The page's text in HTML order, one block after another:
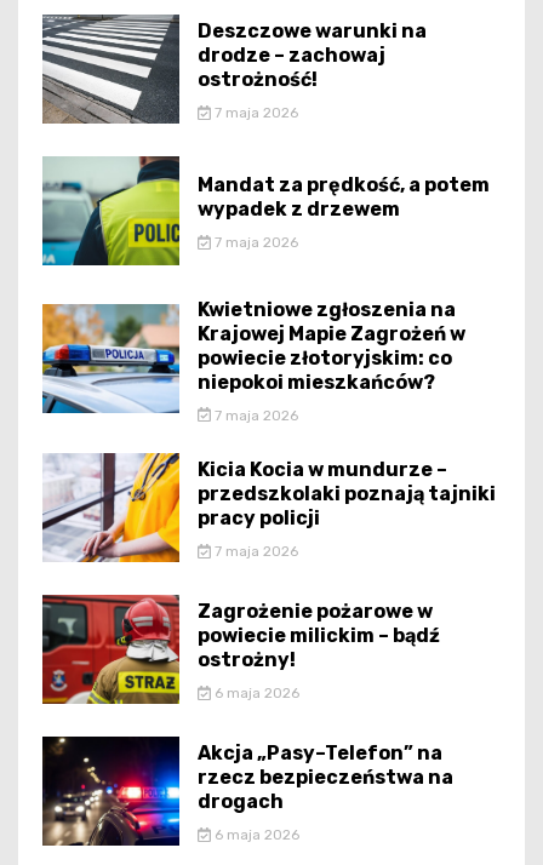
Deszczowe warunki na
drodze – zachowaj
ostrożność!
7 maja 2026
Mandat za prędkość, a potem
wypadek z drzewem
7 maja 2026
Kwietniowe zgłoszenia na
Krajowej Mapie Zagrożeń w
powiecie złotoryjskim: co
niepokoi mieszkańców?
7 maja 2026
Kicia Kocia w mundurze –
przedszkolaki poznają tajniki
pracy policji
7 maja 2026
Zagrożenie pożarowe w
powiecie milickim – bądź
ostrożny!
6 maja 2026
Akcja „Pasy–Telefon” na
rzecz bezpieczeństwa na
drogach
6 maja 2026